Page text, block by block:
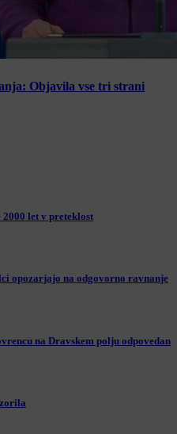
Objavila vse tri strani
let v preteklost
opozarjajo na odgovorno ravnanje
na Dravskem polju odpovedan